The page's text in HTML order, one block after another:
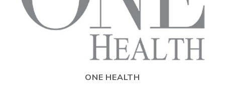
ONE HEALTH